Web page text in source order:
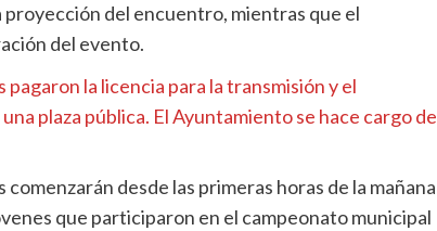
proyección del encuentro, mientras que el
del evento.
la licencia para la transmisión y el
plaza pública. El Ayuntamiento se hace cargo de
desde las primeras horas de la mañana
que participaron en el campeonato municipal